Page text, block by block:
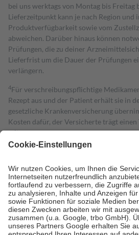
bei uns werktags von Montag bis Freitag
Lieferzeitpunkt kann je nach Region und
Produktverfügbarkeit sowie vom
abweichen. Darüber hinaus können
Prüfungen, die zu deiner
Lieferfrist um die Dauer der Prüfungen
verlängern.
4Für verschreibungspflichtige
Rezept aus und der Patient erhält sie in
gesetzliche Krankenversicherung
Kosten dafür, der Versicherte trägt einen
mit.
Grundsätzlich leisten Mitglieder
höchstens zehn Euro.
Es sind jedoch nie
Kosten der Leistung zu entrichten.
Diese Regeln gelten grundsätzlich auch
Bei Heilmitteln und häuslicher
Zuzahlung zehn Prozent der Kosten
Verordnung.
Um das Engagement der Versicherten für